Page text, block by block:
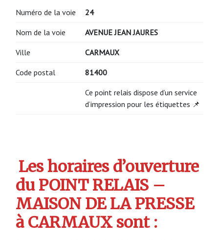
Numéro de la voie 24
Nom de la voie AVENUE JEAN JAURES
Ville CARMAUX
Code postal 81400
Ce point relais dispose d’un service
d’impression pour les étiquettes 📌
Les horaires d’ouverture
du POINT RELAIS –
MAISON DE LA PRESSE
à CARMAUX sont :